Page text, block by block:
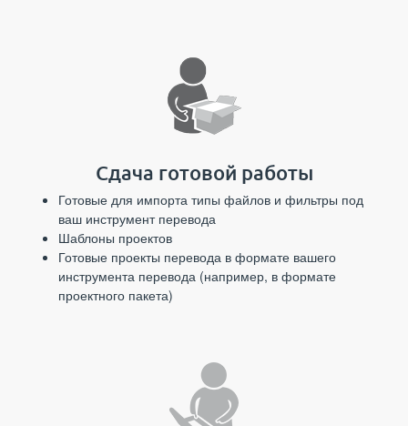
Сдача готовой работы
Готовые для импорта типы файлов и фильтры под
ваш инструмент перевода
Шаблоны проектов
Готовые проекты перевода в формате вашего
инструмента перевода (например, в формате
проектного пакета)